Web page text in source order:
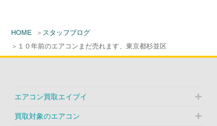
HOME
スタッフブログ
１０年前のエアコンまだ売れます、東京都杉並区
エアコン買取エイブイ
買取対象のエアコン